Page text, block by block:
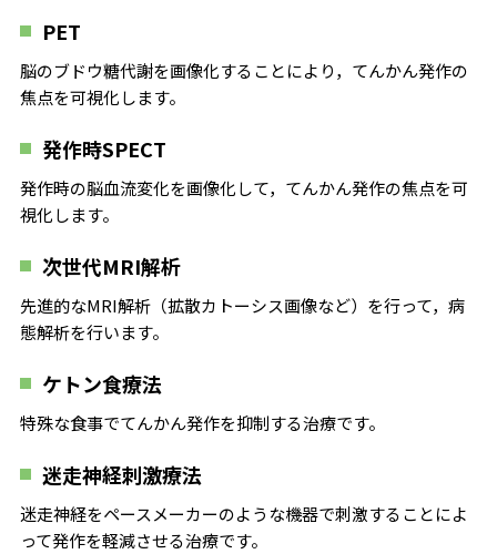
PET
脳のブドウ糖代謝を画像化することにより，てんかん発作の
焦点を可視化します。
発作時SPECT
発作時の脳血流変化を画像化して，てんかん発作の焦点を可
視化します。
次世代MRI解析
先進的なMRI解析（拡散カトーシス画像など）を行って，病
態解析を行います。
ケトン食療法
特殊な食事でてんかん発作を抑制する治療です。
迷走神経刺激療法
迷走神経をペースメーカーのような機器で刺激することによ
って発作を軽減させる治療です。